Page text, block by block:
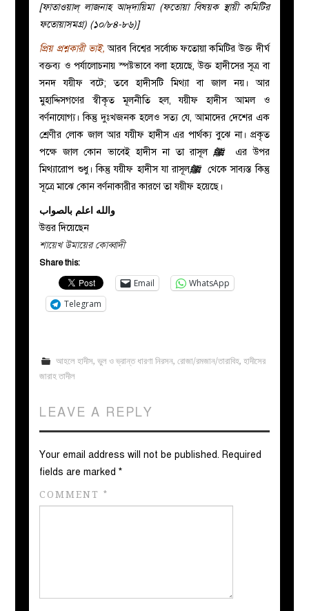
[ফাতাওয়াল্‌ লাজনাহ আদ্‌দায়িমা (ফতোয়া বিষয়ক স্থায়ী কমিটির
ফতোয়াসমগ্র) (১০/৮৪-৮৬)]
প্রিয় প্রশ্নকারী ভাই, আরব বিশ্বের সর্বোচ্চ ফতোয়া কমিটির উক্ত দীর্ঘ
বক্তব্য ও পর্যালোচনায় স্পষ্টভাবে বলা হয়েছে, উক্ত হাদীসের সূত্র বা
সনদ যয়ীফ বটে; তবে হাদীসটি মিথ্যা বা জাল নয়। আর
মুহাদ্দিসগণের স্বীকৃত মূলনীতি হল, যয়ীফ হাদীস আমল ও
বর্ণনাযোগ্য। কিন্তু দুঃখজনক হলেও সত্য যে, আমাদের দেশের এক
শ্রেণীর লোক জাল আর যয়ীফ হাদীস এর পার্থক্য বুঝে না। প্রকৃত
পক্ষে জাল কোন ভাবেই হাদীস না তা রাসূল
ﷺ এর উপর
মিথ্যারোপ শুধু। কিন্তু যয়ীফ হাদীস যা রাসূল
ﷺ থেকে সাব্যস্ত কিন্তু
সূত্রে মাঝে কোন বর্ণনাকারীর কারণে তা যয়ীফ হয়েছে।
والله اعلم بالصواب
উত্তর দিয়েছেন
শায়েখ উমায়ের কোব্বাদী
Share this:
Email
WhatsApp
Telegram
আহলে হাদীস, ভুল ও ভ্রান্ত ধারণা নিরসন, রোজা/রমজান/তারাবিহ, হাদীসের
জারাহ তাদীল
LEAVE A REPLY
Your email address will not be published. Required
fields are marked*
COMMENT*